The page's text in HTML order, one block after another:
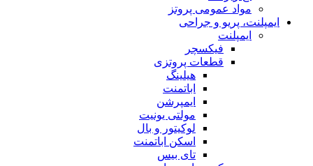
مواد عمومی پروتز
ایمپلنت، پریو و جراحی
ایمپلنت
فیکسچر
قطعات پروتزی
هیلینگ
اباتمنت
ایمپرشن
مولتی یونیت
لوکیتور و بال
اسکن اباتمنت
تای بیس